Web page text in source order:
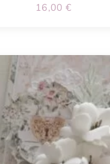
16,00 €